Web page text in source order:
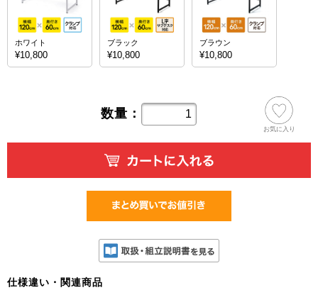
ホワイト
¥10,800
ブラック
¥10,800
ブラウン
¥10,800
数量：
お気に入り
仕様違い・関連商品